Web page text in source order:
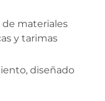
materiales
y tarimas
diseñado